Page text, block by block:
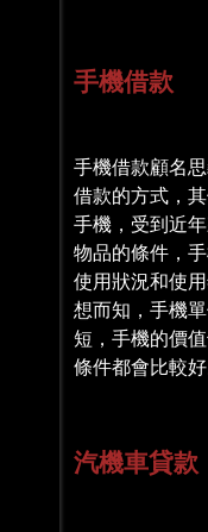
手機借款
手機借款顧名
借款的方式，
手機，受到近
物品的條件，
使用狀況和使
想而知，手機
短，手機的價
條件都會比較好
汽機車貸款